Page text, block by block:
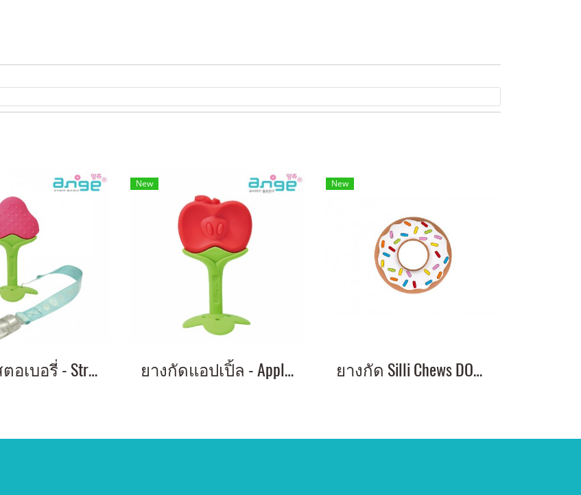
ยางกัดสตอเบอรี่ - Strawberry Fruit Teether
New
ยางกัดแอปเปิ้ล - Apple Teether
New
ยางกัด Silli Chews DONUT